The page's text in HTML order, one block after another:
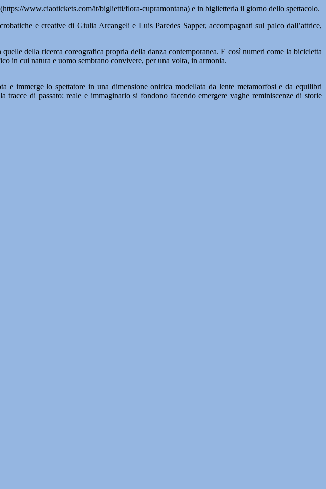
www.ciaotickets.com/it/biglietti/flora-cupramontana) e in biglietteria il giorno dello spettacolo.
e creative di Giulia Arcangeli e Luis Paredes Sapper, accompagnati sul palco dall’attrice,
della ricerca coreografica propria della danza contemporanea. E così numeri come la bicicletta
in cui natura e uomo sembrano convivere, per una volta, in armonia.
immerge lo spettatore in una dimensione onirica modellata da lente metamorfosi e da equilibri
di passato: reale e immaginario si fondono facendo emergere vaghe reminiscenze di storie